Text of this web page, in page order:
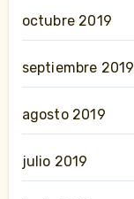
octubre 2019
septiembre 2019
agosto 2019
julio 2019